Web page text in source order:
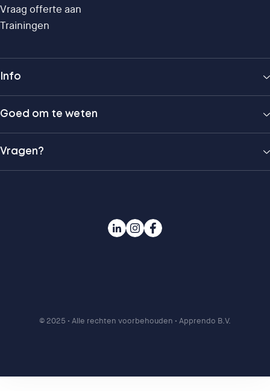
Vraag offerte aan
Trainingen
Info
Goed om te weten
Vragen?
© 2025 • Alle rechten voorbehouden • Apprendo B.V.